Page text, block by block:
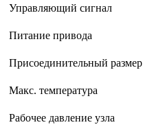
Управляющий сигнал
Питание привода
Присоединительный размер
Макс. температура
Рабочее давление узла